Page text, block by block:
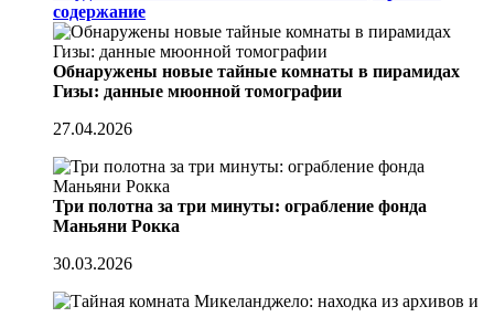
содержание
Обнаружены новые тайные комнаты в пирамидах
Гизы: данные мюонной томографии
27.04.2026
Три полотна за три минуты: ограбление фонда
Маньяни Рокка
30.03.2026